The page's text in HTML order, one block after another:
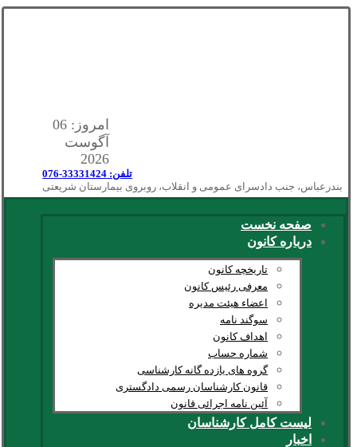
امروز: 06
آگوست
2026
تلفن: 33331424-076
بندرعباس، جنب دادسرای عمومی و انقلاب، روبروی بیمارستان شریعتی
صفحه نخست
درباره کانون
تاریخچه کانون
معرفی رئیس کانون
اعضاء هیئت مدیره
سوگند نامه
اهداف کانون
شماره حساب
گروه های یازده گانه کارشناسی
قانون کارشناسان رسمی دادگستری
آئین نامه اجرائی قانون
لیست کامل کارشناسان
اخبار